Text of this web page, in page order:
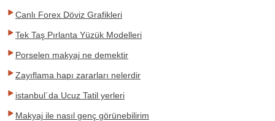
Canlı Forex Döviz Grafikleri
Tek Taş Pırlanta Yüzük Modelleri
Porselen makyaj ne demektir
Zayıflama hapı zararları nelerdir
istanbul´da Ucuz Tatil yerleri
Makyaj ile nasıl genç görünebilirim